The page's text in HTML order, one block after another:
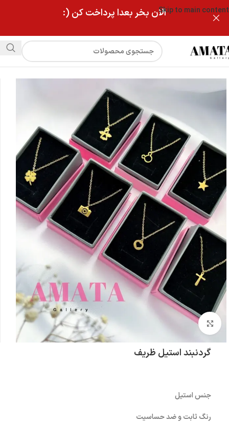
Skip to main contentالان بخر بعدا پرداخت کن (:
فروشگاه گردنبند استیل ظریف
بزرگنمایی تصویر
گردنبند استیل ظریف
جنس استیل
رنگ ثابت و ضد حساسیت